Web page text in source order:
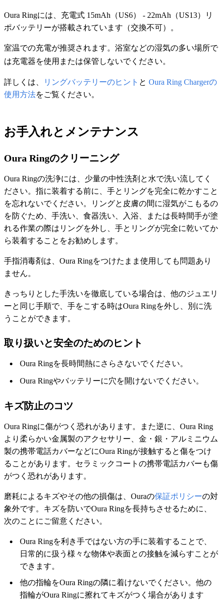
Oura Ringには、充電式 15mAh（US6） - 22mAh（US13）リ
ポバッテリーが搭載されています（交換不可）。
室温での充電が推奨されます。浴室などの湿気の多い場所で
は充電器を使用または保管しないでください。
詳しくは、 リングバッテリーのヒント と Oura Ring Chargerの
使用方法をご覧ください。
お手入れとメンテナンス
Oura Ringのクリーニング
Oura Ringの洗浄には、少量の中性洗剤と水で洗い流してく
ださい。指に装着する前に、手とリングを完全に乾かすこと
を忘れないでください。リングと皮膚の間に湿気がこもるの
を防ぐため、手洗い、食器洗い、入浴、または長時間手が塗
れる作業の際はリングを外し、手とリングが完全に乾いてか
ら装着することをお勧めします。
手指消毒剤は、Oura Ringをつけたまま使用しても問題あり
ません。
きっちりとした手洗いを徹底している場合は、他のジュエリ
ーと同じ手順で、手をこする時はOura Ringを外し、別に洗
うことができます。
取り扱いと安全のためのヒント
Oura Ringを長時間熱にさらさないでください。
Oura Ringやバッテリーに穴を開けないでください。
キズ防止のコツ
Oura Ringに傷がつく恐れがあります。また逆に、Oura Ring
より柔らかい金属製のアクセサリー、金・銀・アルミニウム
製の携帯電話カバーなどにOura Ringが接触すると傷をつけ
ることがあります。セラミックコートの携帯電話カバーも傷
がつく恐れがあります。
磨耗によるキズやその他の損傷は、Ouraの保証ポリシーの対
象外です。キズを防いでOura Ringを長持ちさせるために、
次のことにご留意ください。
Oura Ringを利き手ではない方の手に装着することで、
日常的に扱う様々な物体や表面との接触を減らすことが
できます。
他の指輪をOura Ringの隣に着けないでください。他の
指輪がOura Ringに擦れてキズがつく場合があります